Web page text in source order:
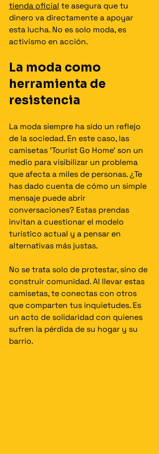
tienda oficial te asegura que tu
dinero va directamente a apoyar
esta lucha. No es solo moda, es
activismo en acción.
La moda como
herramienta de
resistencia
La moda siempre ha sido un reflejo
de la sociedad. En este caso, las
camisetas 'Tourist Go Home' son un
medio para visibilizar un problema
que afecta a miles de personas. ¿Te
has dado cuenta de cómo un simple
mensaje puede abrir
conversaciones? Estas prendas
invitan a cuestionar el modelo
turístico actual y a pensar en
alternativas más justas.
No se trata solo de protestar, sino de
construir comunidad. Al llevar estas
camisetas, te conectas con otros
que comparten tus inquietudes. Es
un acto de solidaridad con quienes
sufren la pérdida de su hogar y su
barrio.